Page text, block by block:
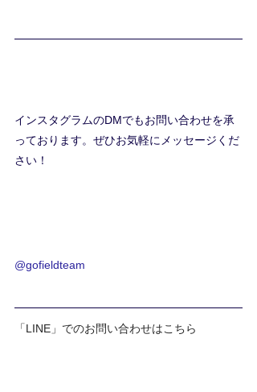
インスタグラムのDMでもお問い合わせを承
っております。ぜひお気軽にメッセージくだ
さい！
@gofieldteam
「LINE」でのお問い合わせはこちら